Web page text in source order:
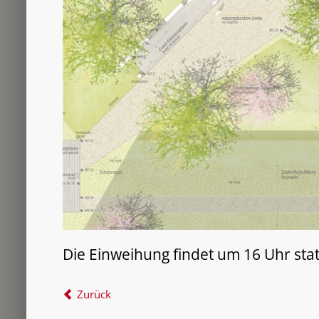
Die Einweihung findet um 16 Uhr
Zurück